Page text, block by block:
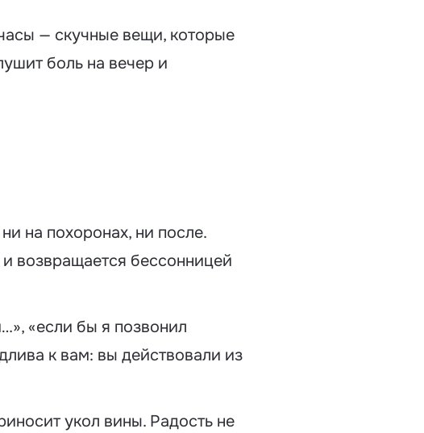
— скучные вещи, которые
боль на вечер и
на похоронах, ни после.
возвращается бессонницей
«если бы я позвонил
к вам: вы действовали из
укол вины. Радость не